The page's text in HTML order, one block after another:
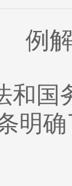
例
和国
明